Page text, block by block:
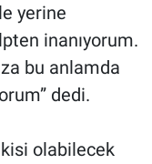
yerine
inanıyorum.
bu anlamda
dedi.
olabilecek